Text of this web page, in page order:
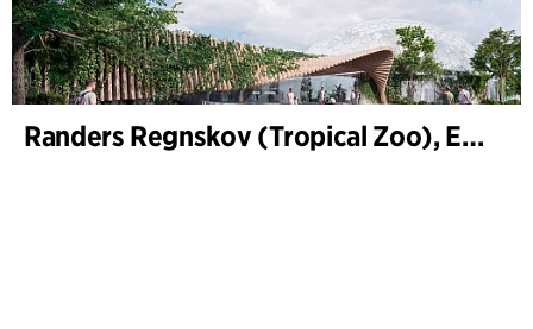
Randers Regnskov (Tropical Zoo), Expansion